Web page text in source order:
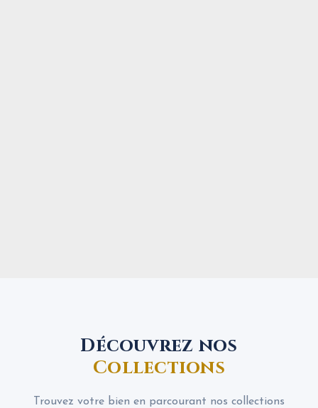
Découvrez nos
Collections
Trouvez votre bien en parcourant nos collections